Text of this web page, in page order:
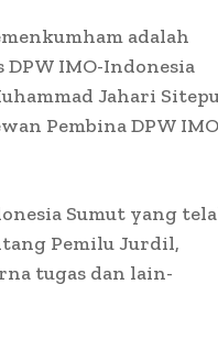
adalah
IMO-Indonesia
Jahari
Pembina DPW
Sumut yang
Pemilu Jurdil,
tugas dan lain-